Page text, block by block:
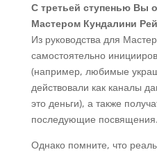
С третьей ступенью Вы
Мастером Кундалини
Из руководства для
самостоятельно
(например, любимые
действовали как каналы
это деньги), а также
последующие посвящения.
Однако помните, что